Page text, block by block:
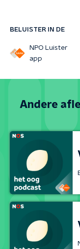
BELUISTER IN DE
NPO Luister
app
Andere